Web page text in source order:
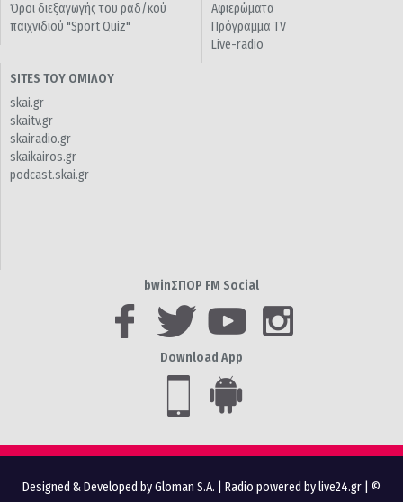
Όροι διεξαγωγής του ραδ/κού
παιχνιδιού "Sport Quiz"
Αφιερώματα
Πρόγραμμα TV
Live-radio
SITES ΤΟΥ ΟΜΙΛΟΥ
skai.gr
skaitv.gr
skairadio.gr
skaikairos.gr
podcast.skai.gr
bwinΣΠΟΡ FM Social
Download App
Designed & Developed by Gloman S.A. Radio powered by live24.gr | ©